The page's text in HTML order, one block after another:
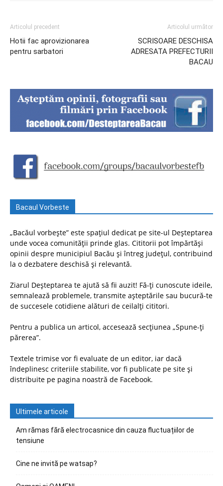
Articolul precedent
Hotii fac aprovizionarea
pentru sarbatori
Articolul următor
SCRISOARE DESCHISA
ADRESATA PREFECTURII
BACAU
Bacaul Vorbeste
„Bacăul vorbește” este spațiul dedicat pe site-ul Deșteptarea
unde vocea comunității prinde glas. Cititorii pot împărtăși
opinii despre municipiul Bacău și întreg județul, contribuind
la o dezbatere deschisă și relevantă.
Ziarul Deșteptarea te ajută să fii auzit! Fă-ți cunoscute ideile,
semnalează problemele, transmite așteptările sau bucură-te
de succesele cotidiene alături de ceilalți cititori.
Pentru a publica un articol, accesează secțiunea „Spune-ți
părerea”.
Textele trimise vor fi evaluate de un editor, iar dacă
îndeplinesc criteriile stabilite, vor fi publicate pe site și
distribuite pe pagina noastră de Facebook.
Ultimele articole
Am rămas fără electrocasnice din cauza fluctuațiilor de
tensiune
Cine ne invită pe watsap?